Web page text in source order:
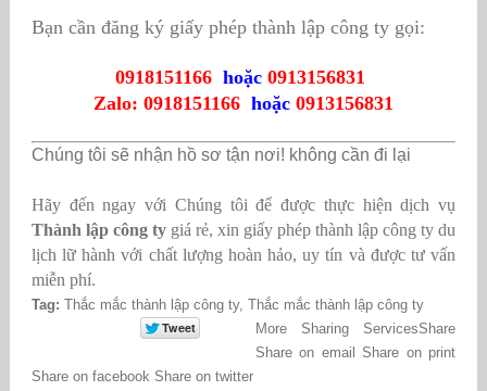
Bạn cần đăng ký giấy phép thành lập công ty gọi:
0918151166hoặc 0913156831
Zalo: 0918151166 hoặc 0913156831
Chúng tôi sẽ nhận hồ sơ tận nơi! không cần đi lại
Hãy đến ngay với Chúng tôi để được thực hiện dịch vụ
Thành lập công tygiá rẻ,xin giấy phép thành lập công ty du
lịch lữ hành với chất lượng hoàn hảo, uy tín và được tư vấn
miễn phí.
Tag: Thắc mắc thành lập công ty, Thắc mắc thành lập công ty
More Sharing ServicesShare
Share on email
Share on print
Share on facebook Share on twitter